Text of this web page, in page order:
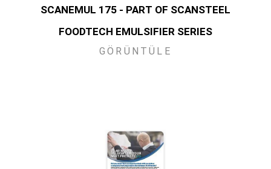
SCANEMUL 175 - PART OF SCANSTEEL
FOODTECH EMULSIFIER SERIES
GÖRÜNTÜLE